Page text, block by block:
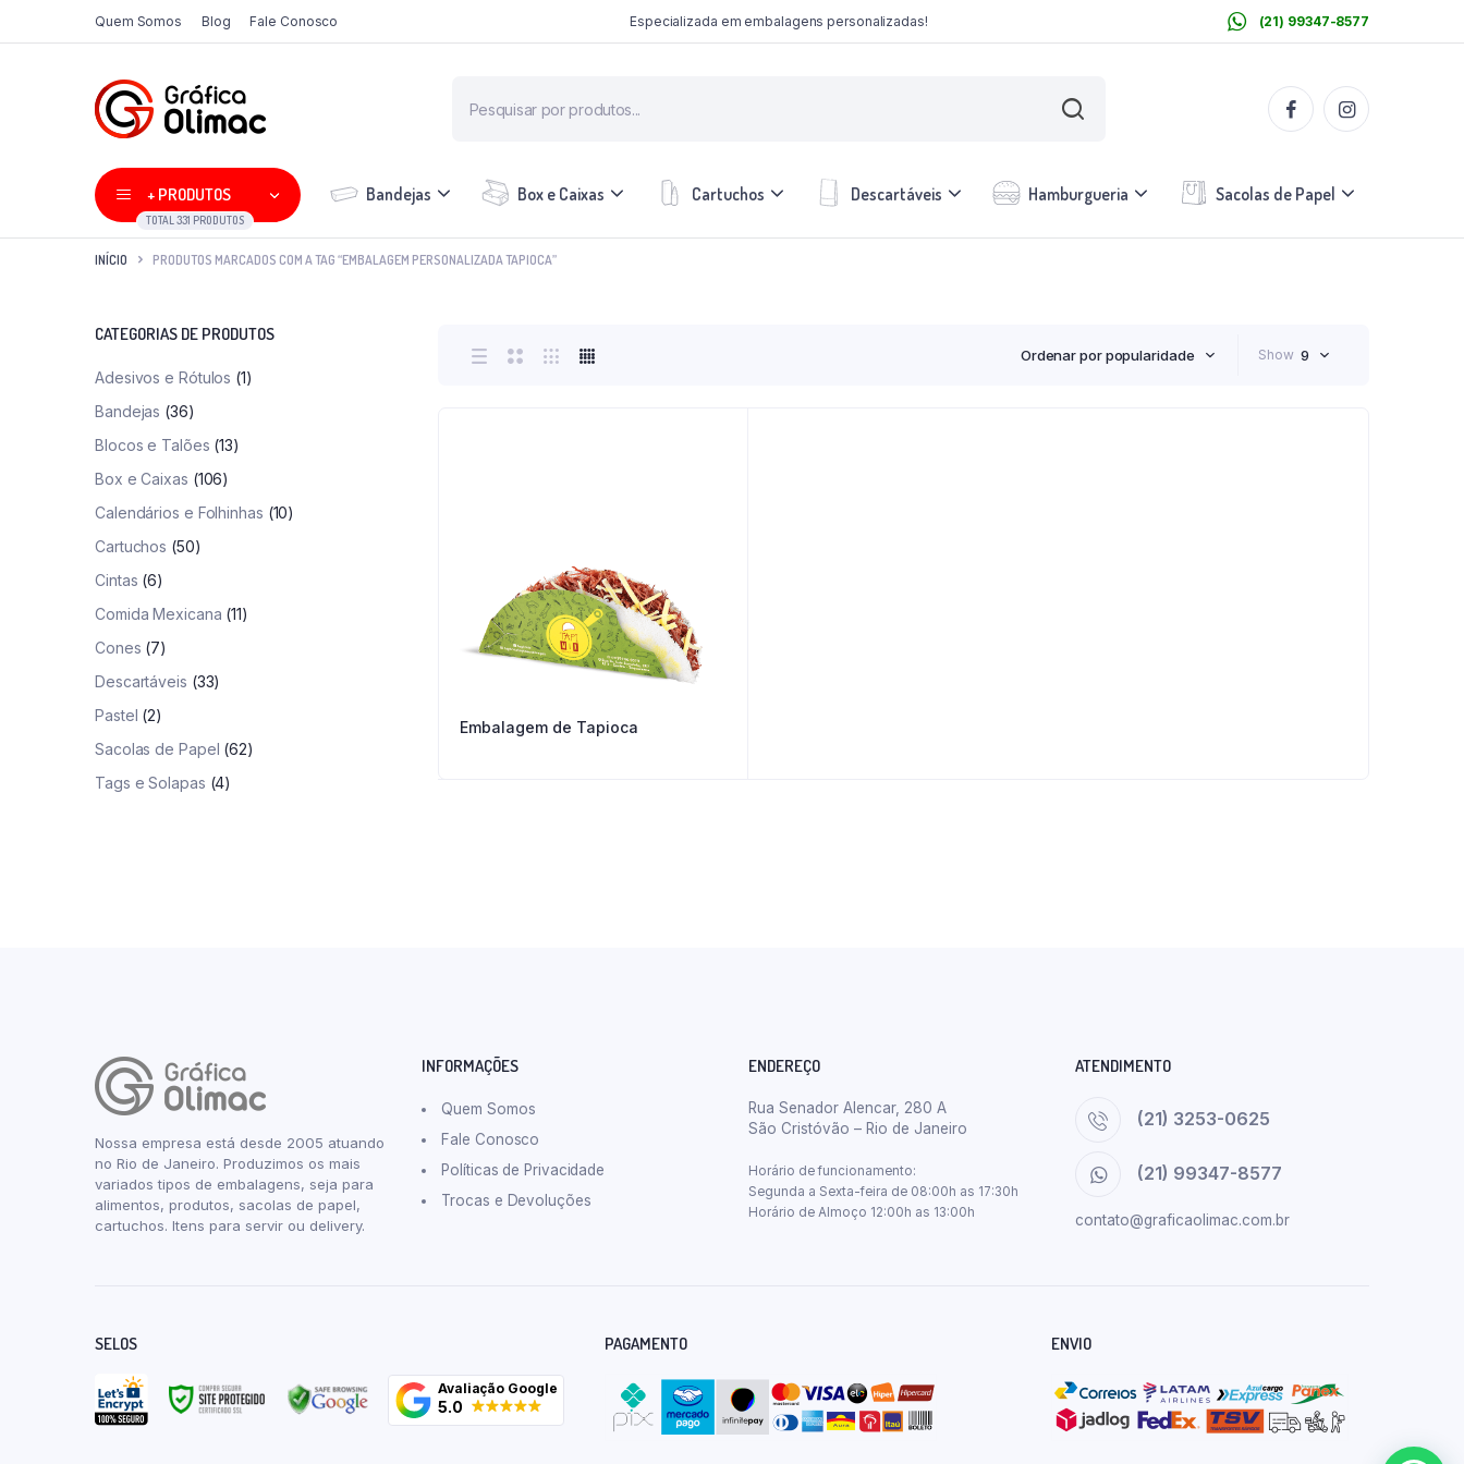
Quem Somos Blog Fale Conosco Especializada em embalagens personalizadas! (21) 99347-8577
+ PRODUTOS
TOTAL 331 PRODUTOS
Bandejas Box e Caixas Cartuchos Descartáveis Hamburgueria Sacolas de Papel
INÍCIO PRODUTOS MARCADOS COM A TAG “EMBALAGEM PERSONALIZADA TAPIOCA”
Ordenar por popularidade Show 9
Embalagem de Tapioca
CATEGORIAS DE PRODUTOS
Adesivos e Rótulos (1)
Bandejas (36)
Blocos e Talões (13)
Box e Caixas (106)
Calendários e Folhinhas (10)
Cartuchos (50)
Cintas (6)
Comida Mexicana (11)
Cones (7)
Descartáveis (33)
Pastel (2)
Sacolas de Papel (62)
Tags e Solapas (4)
Nossa empresa está desde 2005 atuando
no Rio de Janeiro. Produzimos os mais
variados tipos de embalagens, seja para
alimentos, produtos, sacolas de papel,
cartuchos. Itens para servir ou delivery.
INFORMAÇÕES
Quem Somos
Fale Conosco
Políticas de Privacidade
Trocas e Devoluções
ENDEREÇO
Rua Senador Alencar, 280 A
São Cristóvão – Rio de Janeiro
Horário de funcionamento:
Segunda a Sexta-feira de 08:00h as 17:30h
Horário de Almoço 12:00h as 13:00h
ATENDIMENTO
(21) 3253-0625
(21) 99347-8577
contato@graficaolimac.com.br
SELOS
Avaliação Google
5.0
PAGAMENTO ENVIO